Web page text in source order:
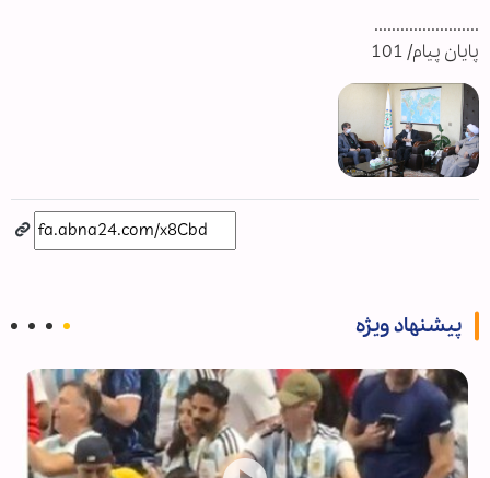
........................
پایان پیام/ 101
پیشنهاد ویژه